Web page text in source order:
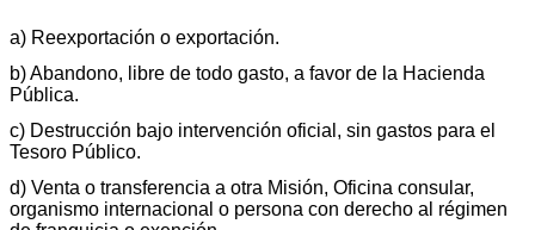
a) Reexportación o exportación.
b) Abandono, libre de todo gasto, a favor de la Hacienda
Pública.
c) Destrucción bajo intervención oficial, sin gastos para el
Tesoro Público.
d) Venta o transferencia a otra Misión, Oficina consular,
organismo internacional o persona con derecho al régimen